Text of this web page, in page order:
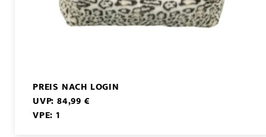
PREIS NACH LOGIN
UVP: 84,99 €
VPE: 1